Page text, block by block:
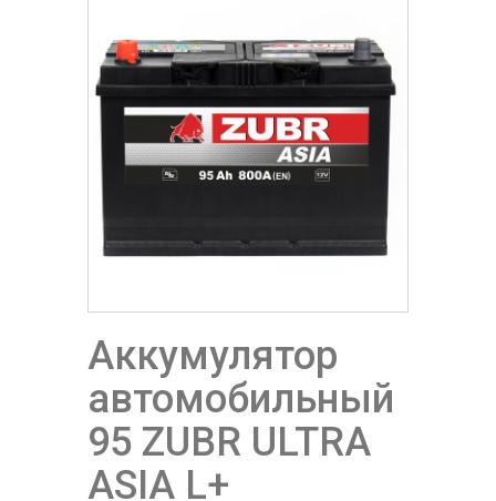
Аккумулятор
автомобильный
95 ZUBR ULTRA
ASIA L+